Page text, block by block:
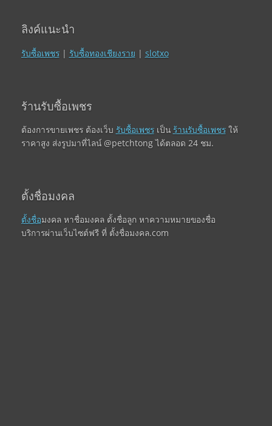
ลิงค์แนะนำ
รับซื้อเพชร| รับซื้อทองเชียงราย | slotxo
ร้านรับซื้อเพชร
ต้องการขายเพชร ต้องเว็บ รับซื้อเพชรเป็น ร้านรับซื้อเพชรให้
ราคาสูง ส่งรูปมาที่ไลน์ @petchtong ได้ตลอด 24 ชม.
ตั้งชื่อมงคล
ตั้งชื่อมงคล หาชื่อมงคล ตั้งชื่อลูก หาความหมายของชื่อ
บริการผ่านเว็บไซต์ฟรี ที่ ตั้งชื่อมงคล.com